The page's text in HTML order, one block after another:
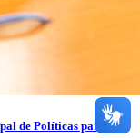
de Políticas para as